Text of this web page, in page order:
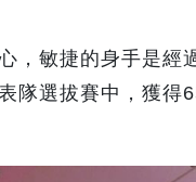
，敏捷的身手是經
隊選拔賽中，獲得